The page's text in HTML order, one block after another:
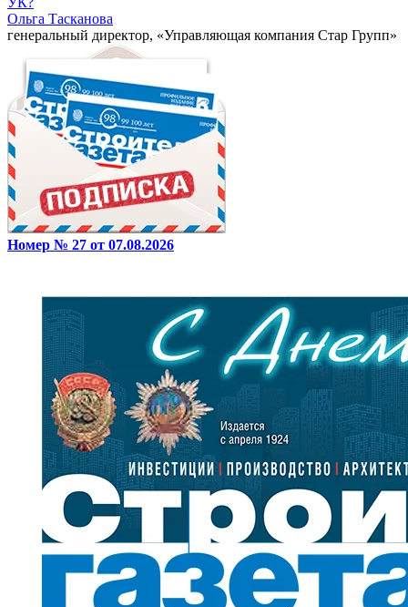
Ольга Тасканова
генеральный директор, «Управляющая компания Стар Групп»
Номер № 27 от 07.08.2026